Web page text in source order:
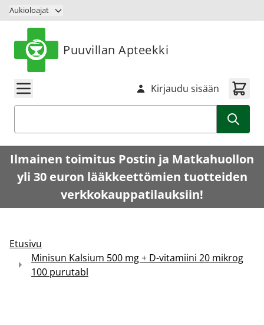
Siirry sisältöön
Aukioloajat
Puuvillan Apteekki
Kirjaudu sisään
Ilmainen toimitus Postin ja Matkahuollon
yli 30 euron lääkkeettömien tuotteiden
verkkokauppatilauksiin!
Etusivu
Minisun Kalsium 500 mg + D-vitamiini 20 mikrog
100 purutabl